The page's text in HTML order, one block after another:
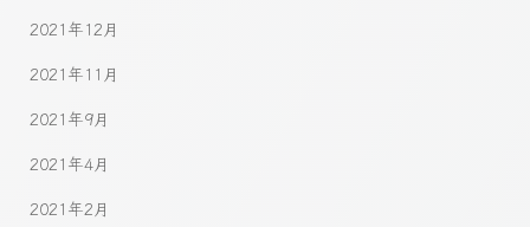
2021年12月
2021年11月
2021年9月
2021年4月
2021年2月